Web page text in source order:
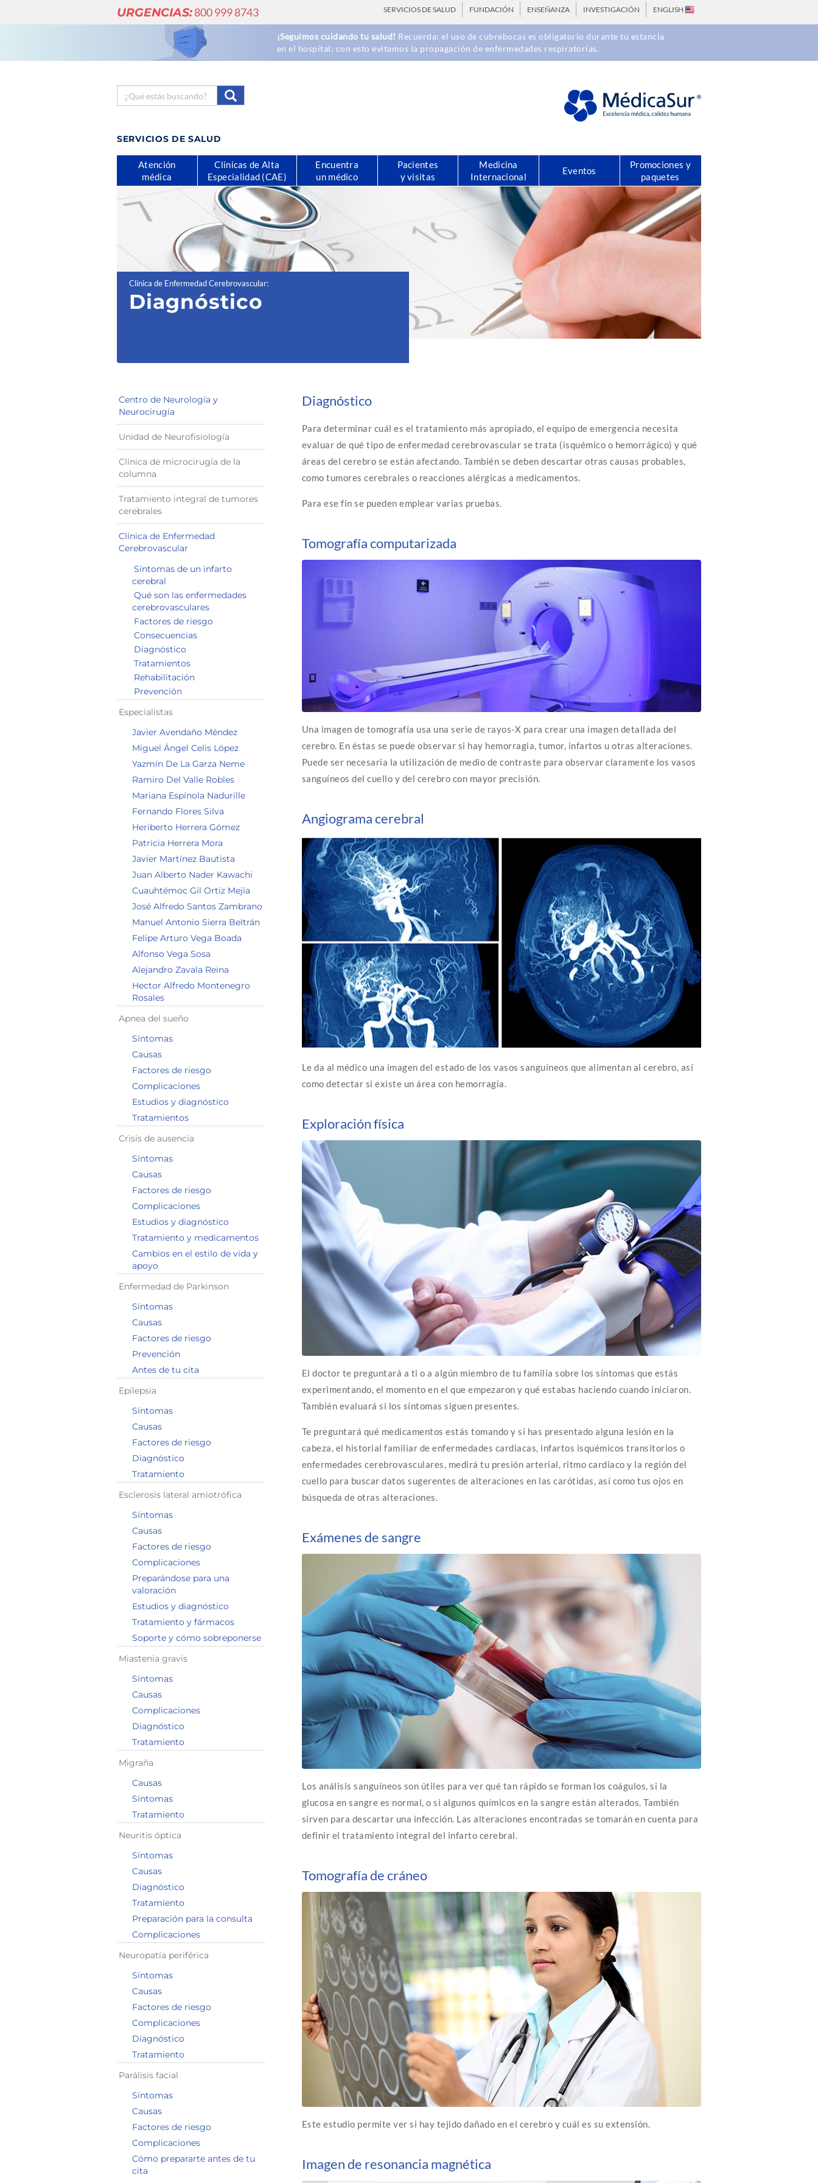
URGENCIAS:800 999 8743 SERVICIOS DE SALUD FUNDACIÓN ENSEÑANZA INVESTIGACIÓN ENGLISH
¡Seguimos cuidando tu salud! Recuerda: el uso de cubrebocas es obligatorio durante tu estancia
en el hospital; con esto evitamos la propagación de enfermedades respiratorias.
SERVICIOS DE SALUD
Atención
médica
Clínicas de Alta
Especialidad (CAE)
Encuentra
un médico
Pacientes
y visitas
Medicina
Internacional
Eventos
Promociones y
paquetes
Clínica de Enfermedad Cerebrovascular:
Diagnóstico
Diagnóstico
Para determinar cuál es el tratamiento más apropiado, el equipo de emergencia necesita
evaluar de qué tipo de enfermedad cerebrovascular se trata (isquémico o hemorrágico) y qué
áreas del cerebro se están afectando. También se deben descartar otras causas probables,
como tumores cerebrales o reacciones alérgicas a medicamentos.
Para ese fin se pueden emplear varias pruebas.
Tomografía computarizada
Una imagen de tomografía usa una serie de rayos-X para crear una imagen detallada del
cerebro. En éstas se puede observar si hay hemorragia, tumor, infartos u otras alteraciones.
Puede ser necesaria la utilización de medio de contraste para observar claramente los vasos
sanguíneos del cuello y del cerebro con mayor precisión.
Angiograma cerebral
Le da al médico una imagen del estado de los vasos sanguíneos que alimentan al cerebro, así
como detectar si existe un área con hemorragia.
Exploración física
El doctor te preguntará a ti o a algún miembro de tu familia sobre los síntomas que estás
experimentando, el momento en el que empezaron y qué estabas haciendo cuando iniciaron.
También evaluará si los síntomas siguen presentes.
Te preguntará qué medicamentos estás tomando y si has presentado alguna lesión en la
cabeza, el historial familiar de enfermedades cardiacas, infartos isquémicos transitorios o
enfermedades cerebrovasculares, medirá tu presión arterial, ritmo cardiaco y la región del
cuello para buscar datos sugerentes de alteraciones en las carótidas, así como tus ojos en
búsqueda de otras alteraciones.
Exámenes de sangre
Los análisis sanguíneos son útiles para ver qué tan rápido se forman los coágulos, si la
glucosa en sangre es normal, o si algunos químicos en la sangre están alterados. También
sirven para descartar una infección. Las alteraciones encontradas se tomarán en cuenta para
definir el tratamiento integral del infarto cerebral.
Tomografía de cráneo
Este estudio permite ver si hay tejido dañado en el cerebro y cuál es su extensión.
Imagen de resonancia magnética
Centro de Neurología y
Neurocirugía
Unidad de Neurofisiología
Clínica de microcirugía de la
columna
Tratamiento integral de tumores
cerebrales
Clínica de Enfermedad
Cerebrovascular
Síntomas de un infarto
cerebral
Qué son las enfermedades
cerebrovasculares
Factores de riesgo
Consecuencias
Diagnóstico
Tratamientos
Rehabilitación
Prevención
Especialistas
Javier Avendaño Méndez
Miguel Ángel Celis López
Yazmín De La Garza Neme
Ramiro Del Valle Robles
Mariana Espínola Nadurille
Fernando Flores Silva
Heriberto Herrera Gómez
Patricia Herrera Mora
Javier Martínez Bautista
Juan Alberto Nader Kawachi
Cuauhtémoc Gil Ortiz Mejía
José Alfredo Santos Zambrano
Manuel Antonio Sierra Beltrán
Felipe Arturo Vega Boada
Alfonso Vega Sosa
Alejandro Zavala Reina
Hector Alfredo Montenegro
Rosales
Apnea del sueño
Síntomas
Causas
Factores de riesgo
Complicaciones
Estudios y diagnóstico
Tratamientos
Crisis de ausencia
Síntomas
Causas
Factores de riesgo
Complicaciones
Estudios y diagnóstico
Tratamiento y medicamentos
Cambios en el estilo de vida y
apoyo
Enfermedad de Parkinson
Síntomas
Causas
Factores de riesgo
Prevención
Antes de tu cita
Epilepsia
Síntomas
Causas
Factores de riesgo
Diagnóstico
Tratamiento
Esclerosis lateral amiotrófica
Síntomas
Causas
Factores de riesgo
Complicaciones
Preparándose para una
valoración
Estudios y diagnóstico
Tratamiento y fármacos
Soporte y cómo sobreponerse
Miastenia gravis
Síntomas
Causas
Complicaciones
Diagnóstico
Tratamiento
Migraña
Causas
Síntomas
Tratamiento
Neuritis óptica
Síntomas
Causas
Diagnóstico
Tratamiento
Preparación para la consulta
Complicaciones
Neuropatía periférica
Síntomas
Causas
Factores de riesgo
Complicaciones
Diagnóstico
Tratamiento
Parálisis facial
Síntomas
Causas
Factores de riesgo
Complicaciones
Cómo prepararte antes de tu
cita